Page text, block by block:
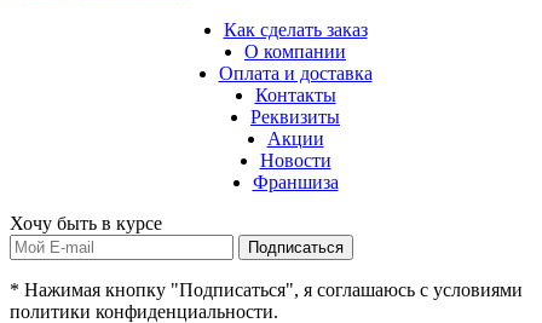
Как сделать заказ
О компании
Оплата и доставка
Контакты
Реквизиты
Акции
Новости
Франшиза
Хочу быть в курсе
Подписаться
* Нажимая кнопку "Подписаться", я соглашаюсь с условиями
политики конфиденциальности.